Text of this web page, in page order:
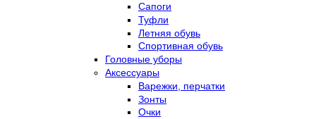
Сапоги
Туфли
Летняя обувь
Спортивная обувь
Головные уборы
Аксессуары
Варежки, перчатки
Зонты
Очки